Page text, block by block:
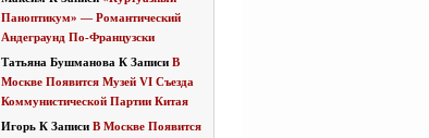
Паноптикум» — Романтический
Андеграунд По-Французски
Татьяна Бушманова К Записи В
Москве Появится Музей VI Съезда
Коммунистической Партии Китая
ИгорьК Записи В Москве Появится